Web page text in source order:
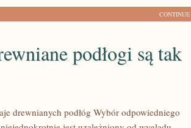
CONTINUE
podłogi są tak
drewnianych podłóg Wybór odpowiedniego